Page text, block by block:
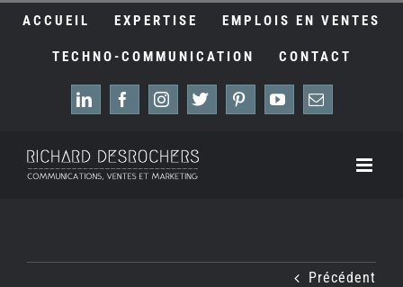
ACCUEIL EXPERTISE EMPLOIS EN VENTES
TECHNO-COMMUNICATION CONTACT
LinkedInFacebook
Instagram
X Pinterest
YouTube
Email
Précédent